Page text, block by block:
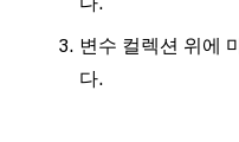
변수 컬렉션 위에
다.